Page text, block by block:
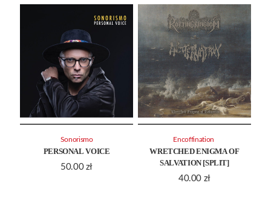
PERSONAL VOICE
50.00 zł
Sonorismo
WRETCHED ENIGMA OF
SALVATION [SPLIT]
40.00 zł
Encoffination ‎